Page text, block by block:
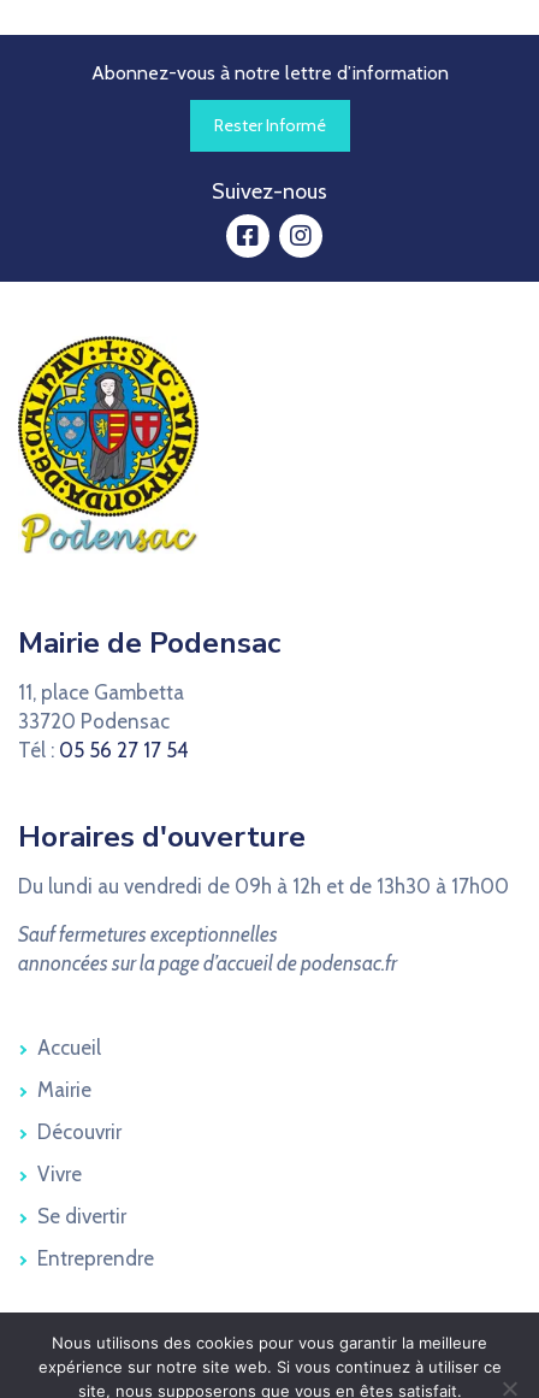
Abonnez-vous à notre lettre d’information
Rester Informé
Suivez-nous
facebookinstagram
Mairie de Podensac
11, place Gambetta
33720 Podensac
Tél : 05 56 27 17 54
Horaires d'ouverture
Du lundi au vendredi de 09h à 12h et de 13h30 à 17h00
Sauf fermetures exceptionnelles
annoncées sur la page d’accueil de podensac.fr
Accueil
Mairie
Découvrir
Vivre
Se divertir
Entreprendre
Podensac 2026 © - Tous droits réservés
Plan du site
Mentions légales
Nous utilisons des cookies pour vous garantir la meilleure
expérience sur notre site web. Si vous continuez à utiliser ce
site, nous supposerons que vous en êtes satisfait.